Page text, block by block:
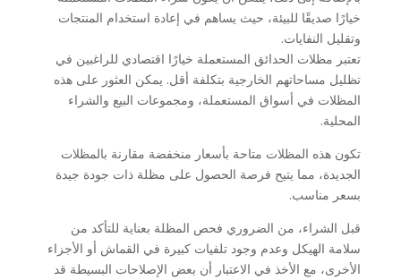
خيارًا صديقًا للبيئة، حيث يساهم في إعادة استخدام المنتجات
وتقليل النفايات.
تعتبر مظلات الحدائق المستعملة خيارًا اقتصادي للراغبين في
تظليل مساحاتهم الخارجية بتكلفة أقل. يمكن العثور على هذه
المظلات في أسواق المستعملة، ومجموعات البيع والشراء
المحلية.
تكون هذه المظلات متاحة بأسعار منخفضة مقارنة بالمظلات
الجديدة، مما يتيح فرصة الحصول على مظلة ذات جودة جيدة
بسعر مناسب.
قبل الشراء، من الضروري فحص المظلة بعناية للتأكد من
سلامة الهيكل وعدم وجود تلفيات كبيرة في القماش أو الأجزاء
الأخرى، مع الأخذ في الاعتبار أن بعض الإصلاحات البسيطة قد